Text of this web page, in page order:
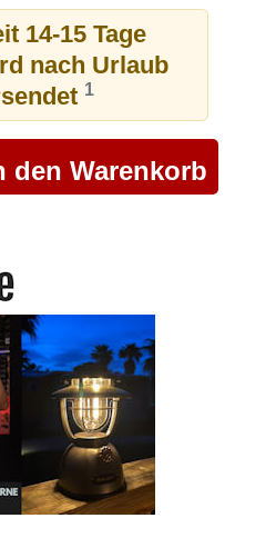
14-15 Tage
nach Urlaub
1